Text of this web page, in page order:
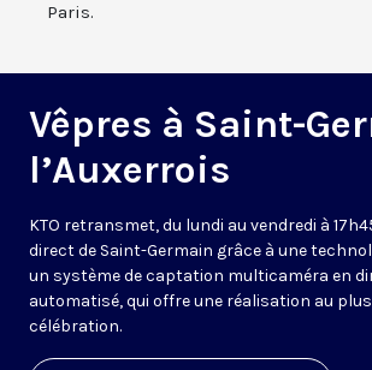
Paris.
Vêpres à Saint-
l’Auxerrois
KTO retransmet, du lundi au vendredi à
direct de Saint-Germain grâce à une
un système de captation multicaméra en
automatisé, qui offre une réalisation au
célébration.